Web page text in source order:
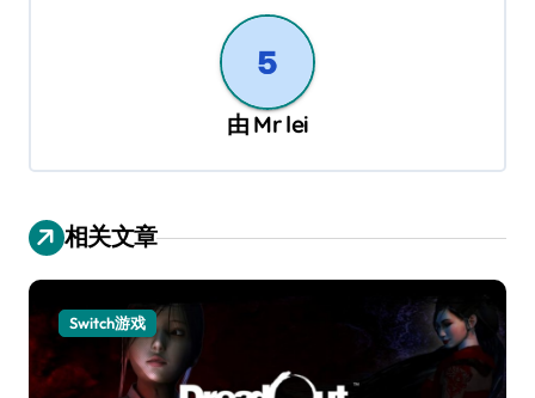
由 Mr lei
相关文章
Switch游戏